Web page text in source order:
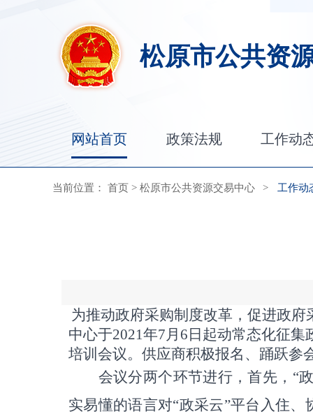
松原市公共资
网站首页 政策法规 工作动
当前位置： 首页 > 松原市公共资源交易中心 > 工作动
为推动政府采购制度改革，促进政
中心于2021年7月 6 日起动常态化征集
培训会议。供应商积极报名、踊跃参
会议分两个环节进行，首先， “
实易懂的语言对“政采云”平台入住